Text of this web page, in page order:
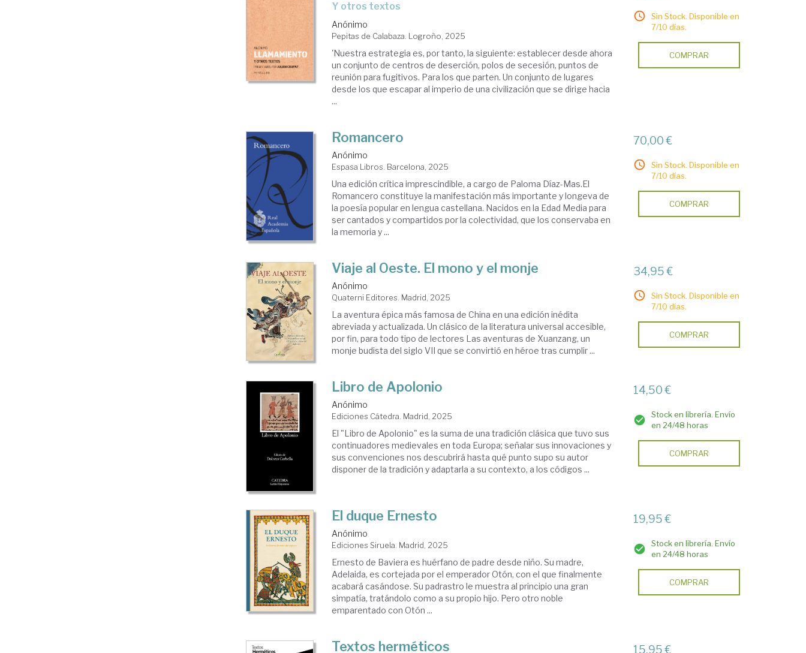
y otros textos
Anónimo
Pepitas de Calabaza. Logroño, 2025
'Nuestra estrategia es, por tanto, la siguiente: establecer desde ahora
un conjunto de centros de deserción, polos de secesión, puntos de
reunión para fugitivos. Para los que parten. Un conjunto de lugares
desde los que escapar al imperio de una civilización que se dirige hacia
...
Sin Stock. Disponible en
7/10 días.
COMPRAR
Romancero
Anónimo
Espasa Libros. Barcelona, 2025
Una edición crítica imprescindible, a cargo de Paloma Díaz-Mas.El
Romancero constituye la manifestación más importante y longeva de
la poesía popular en lengua castellana. Nacidos en la Edad Media para
ser cantados y compartidos por la colectividad, que los conservaba en
la memoria y ...
70,00 €
Sin Stock. Disponible en
7/10 días.
COMPRAR
Viaje al Oeste. El mono y el monje
Anónimo
Quaterni Editores. Madrid, 2025
La aventura épica más famosa de China en una edición inédita
abreviada y actualizada. Un clásico de la literatura universal accesible,
por fin, para todo tipo de lectores Las aventuras de Xuanzang, un
monje budista del siglo VII que se convirtió en héroe tras cumplir ...
34,95 €
Sin Stock. Disponible en
7/10 días.
COMPRAR
Libro de Apolonio
Anónimo
Ediciones Cátedra. Madrid, 2025
El "Libro de Apolonio" es la suma de una tradición clásica que tuvo sus
continuadores medievales en toda Europa; señalar sus innovaciones y
sus convenciones nos descubrirá hasta qué punto supo su autor
disponer de la tradición y adaptarla a su contexto, a los códigos ...
14,50 €
Stock en librería. Envío
en 24/48 horas
COMPRAR
El duque Ernesto
Anónimo
Ediciones Siruela. Madrid, 2025
Ernesto de Baviera es huérfano de padre desde niño. Su madre,
Adelaida, es cortejada por el emperador Otón, con el que finalmente
acabará casándose. Su padrastro le muestra al principio una gran
simpatía, tratándolo como a su propio hijo. Pero otro noble
emparentado con Otón ...
19,95 €
Stock en librería. Envío
en 24/48 horas
COMPRAR
Textos herméticos 15,95 €